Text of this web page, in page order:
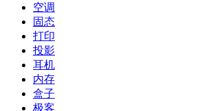
空调
固态
打印
投影
耳机
内存
盒子
极客